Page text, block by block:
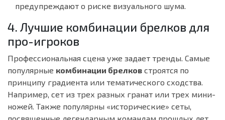
предупреждают о риске визуального шума.
4. Лучшие комбинации брелков для
про-игроков
Профессиональная сцена уже задает тренды. Самые
популярные комбинации брелков строятся по
принципу градиента или тематического сходства.
Например, сет из трех разных гранат или трех мини-
ножей. Также популярны «исторические» сеты,